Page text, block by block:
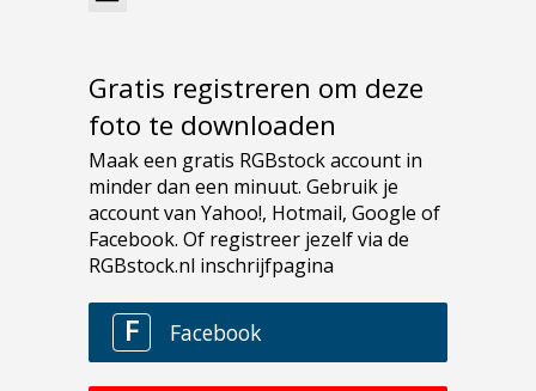
Gratis registreren om deze
foto te downloaden